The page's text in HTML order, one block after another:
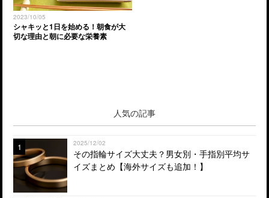
2023/10/05
シャキッと1日を始める！朝食が大
切な理由と朝に必要な栄養素
人気の記事
1 2025/12/02
その指輪サイズ大丈夫？男女別・手指別平均サ
イズまとめ【海外サイズも追加！】